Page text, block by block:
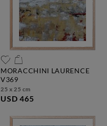
MORACCHINI LAURENCE
v369
25 x 25 cm
USD 465